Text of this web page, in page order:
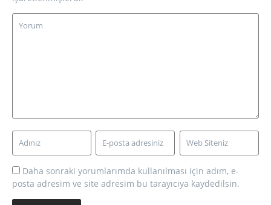
Daha sonraki yorumlarımda kullanılması için adım, e-
posta adresim ve site adresim bu tarayıcıya kaydedilsin.